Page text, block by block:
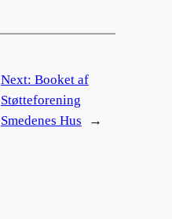
Next: Booket af
Støtteforening
Smedenes Hus
→